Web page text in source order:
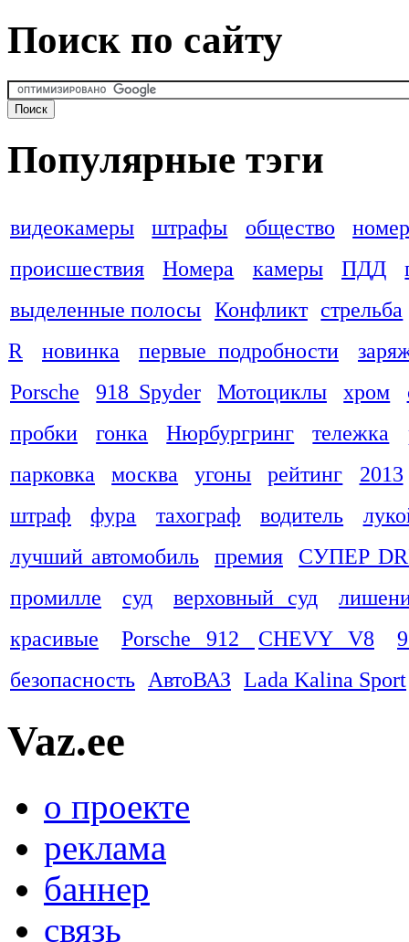
Поиск по сайту
Популярные тэги
видеокамеры штрафы общество
происшествия
Номера камеры ПДД
выделенные полосы Конфликт стрельба
R
новинка первые подробности
Porsche
918 Spyder Мотоциклы хром
пробки
гонка Нюрбургринг тележка
парковка
москва угоны рейтинг
2013
штраф
фура тахограф водитель
лучший автомобиль
премия
СУПЕР
промилле
суд верховный суд
красивые
Porsche 912 CHEVY V8
безопасность АвтоВАЗ Lada Kalina Sport
Vaz.ee
о проекте
реклама
баннер
связь